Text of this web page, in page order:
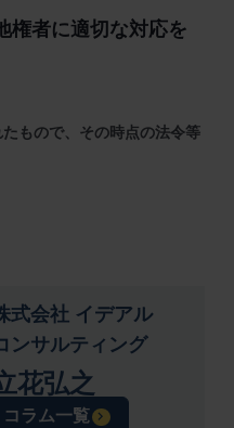
権者に適切な対応を
もので、その時点の法令等
式会社 イデアル
ンサルティング
花弘之
コラム一覧